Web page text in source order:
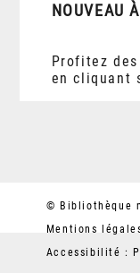
NOUVEAU
Profitez
en cliquant
© Bibliothèque
Mentions
Accessibilité :